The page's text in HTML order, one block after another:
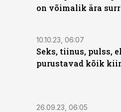
on võimalik ära
10.10.23, 06:07
Seks, tiinus, pulss,
purustavad kõik
26.09.23, 06:05